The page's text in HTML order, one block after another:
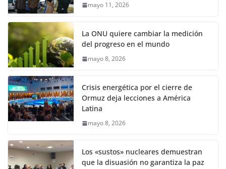
mayo 11, 2026
La ONU quiere cambiar la medición
del progreso en el mundo
mayo 8, 2026
Crisis energética por el cierre de
Ormuz deja lecciones a América
Latina
mayo 8, 2026
Los «sustos» nucleares demuestran
que la disuasión no garantiza la paz